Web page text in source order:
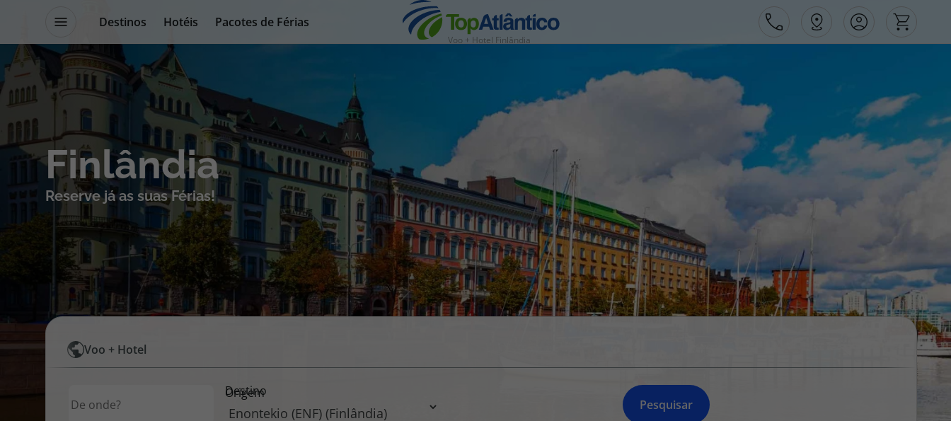
Destinos Hotéis
Pacotes de Férias
Promoções
Blog TopViagens Voo + Hotel Finlândia
Destinos
Voos
Hotéis
Voos + Hotel
Pacotes de Férias
Disneyland ® Paris
Escapadinhas
Cruzeiros
Promoções
Especialistas
Blog TopViagens
Área de Cliente
Contactos
Apoio ao cliente em Portugal
218 925 471
Apoio ao cliente no Estrangeiro
facilidade na marcação das suas viagens, tem ainda ao seu
dispor o nosso call center a funcionar todos os dias úteis das
10:00 às 20:00 e Sábado das 10:00 às 14:00.
Finlândia
Reserve já as suas Férias!
Pesquisar
por
Voos
Voo + Hotel
Origem
Destino
Pesquisar